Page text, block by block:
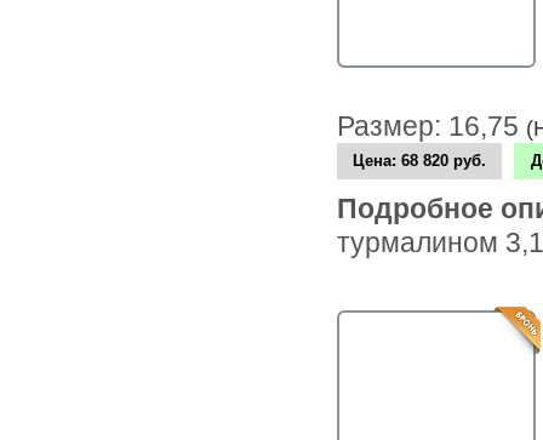
Размер: 16,75
Цена:68 820 руб.
Подробное
турмалином